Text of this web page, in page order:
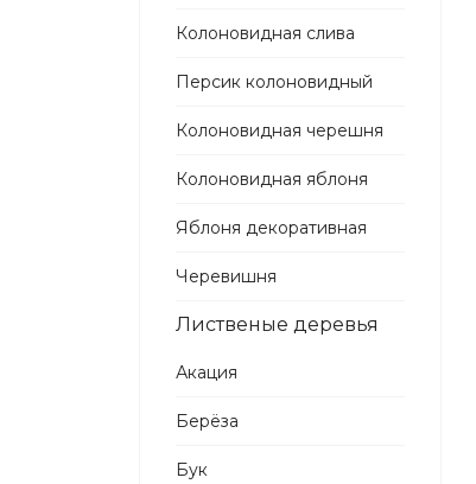
Колоновидная слива
Персик колоновидный
Колоновидная черешня
Колоновидная яблоня
Яблоня декоративная
Черевишня
Лиственые деревья
Акация
Берёза
Бук